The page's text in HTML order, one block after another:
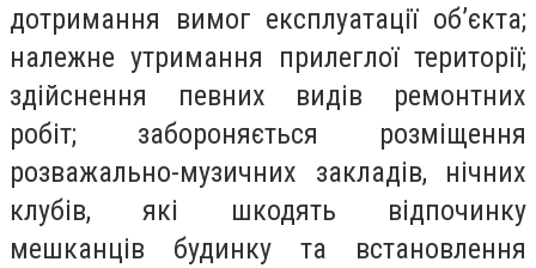
дотримання вимог експлуатації об’єкта;
належне утримання прилеглої території;
здійснення певних видів ремонтних
робіт; забороняється розміщення
розважально-музичних закладів, нічних
клубів, які шкодять відпочинку
мешканців будинку та встановлення